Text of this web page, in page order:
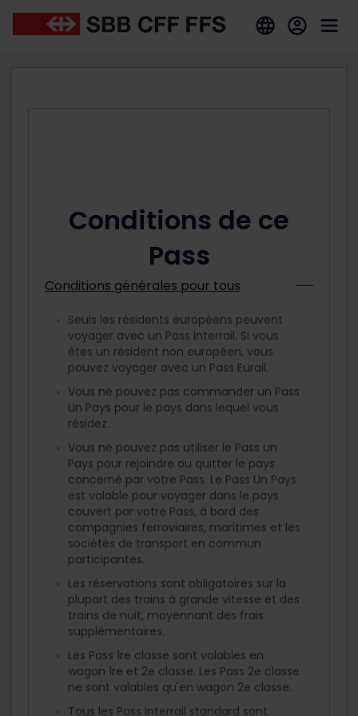
Conditions de ce
Pass
Conditions générales pour tous
Seuls les résidents européens peuvent
voyager avec un Pass Interrail. Si vous
êtes un résident non européen, vous
pouvez voyager avec un Pass Eurail.
Vous ne pouvez pas commander un Pass
Un Pays pour le pays dans lequel vous
résidez.
Vous ne pouvez pas utiliser le Pass un
Pays pour rejoindre ou quitter le pays
concerné par votre Pass. Le Pass Un Pays
est valable pour voyager dans le pays
couvert par votre Pass, à bord des
compagnies ferroviaires, maritimes et les
sociétés de transport en commun
participantes.
Les réservations sont obligatoires sur la
plupart des trains à grande vitesse et des
trains de nuit, moyennant des frais
supplémentaires.
Les Pass 1re classe sont valables en
wagon 1re et 2e classe. Les Pass 2e classe
ne sont valables qu'en wagon 2e classe.
Tous les Pass Interrail standard sont